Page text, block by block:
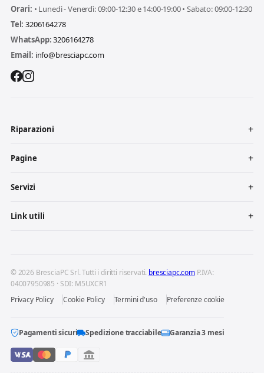
Orari: • Lunedì - Venerdì: 09:00-12:30 e 14:00-19:00 • Sabato: 09:00-12:30
Tel: 3206164278
WhatsApp:3206164278
Email: info@bresciapc.com
Riparazioni
Pagine
Servizi
Link utili
© 2026 BresciaPC Srl. Tutti i diritti riservati. bresciapc.com P.IVA:
04007950985 · SDI: M5UXCR1
Privacy Policy
Cookie Policy Termini d'uso Preferenze cookie
Pagamenti sicuri Spedizione tracciabile Garanzia 3 mesi